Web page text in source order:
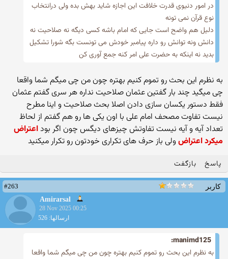
در امور دنیوی قدرت خلافت این اجازه شاید بهش بده ولی درانتخاب
نوع قرآن نمی تونه
دلیل هم واضح است جایی که امام باشه کسی دیگه نه صلاحیت نه
دانش ونه توانش رو داره پیامبر خودش می تونست بگه شورا تشکیل
بدید نه اینکه به حضرت علی امر کنه جمع آوری کن
به نظرم این بحث رو تموم کنیم بهتره چون من چی میگم شما واقعا
چی میگید چند بار گفتین عثمان صلاحیت نداره هر سری گفتم عثمان
فقط دستور یکسان سازی دادن اصلا بحث صلاحیت و اینا مطرح
نیست تفاوت مصحف امام علی با اون یکی ها رو هم گفتم از لحاظ
تعداد آیه و آیه نیست تفاوتش چیزهای دیگس چون اگر بوداعتراض
میکرد اعتراضولی باز حرف های تکراری خودتون رو تکرار میکنید
پاسخ بازگفت
کاربر
#263
Amirarsal
28 Nov 2025 00:25
ارسالها: 526
manimd125:
به نظرم این بحث رو تموم کنیم بهتره چون من چی میگم شما واقعا